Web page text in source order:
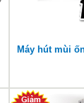
Máy hút mùi